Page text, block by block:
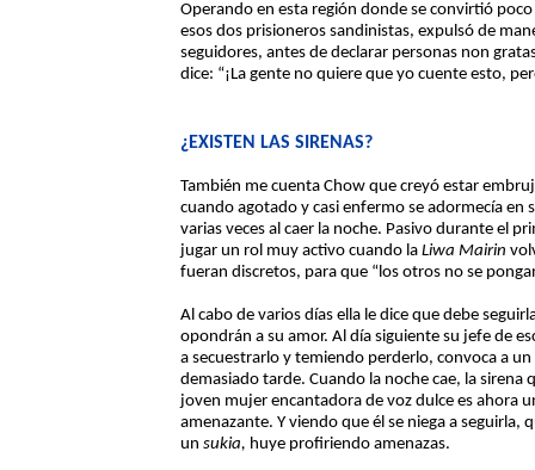
Operando en esta región donde se convirtió
esos dos prisioneros sandinistas, expulsó de
seguidores, antes de declarar personas non
dice: “¡La gente no quiere que yo cuente esto,
¿EXISTEN LAS SIRENAS?
También me cuenta Chow que creyó estar
cuando agotado y casi enfermo se adormecía en
varias veces al caer la noche. Pasivo durante el
jugar un rol muy activo cuando la Liwa Mairin
fueran discretos, para que “los otros no se
Al cabo de varios días ella le dice que debe
opondrán a su amor. Al día siguiente su jefe de
a secuestrarlo y temiendo perderlo, convoca a un
demasiado tarde. Cuando la noche cae, la sirena
joven mujer encantadora de voz dulce es ahora
amenazante. Y viendo que él se niega a
un sukia, huye profiriendo amenazas.